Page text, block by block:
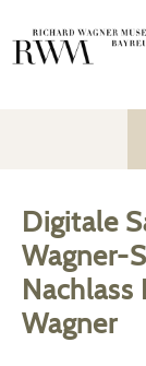
Digitale
Wagner-
Nachlass
Wagner